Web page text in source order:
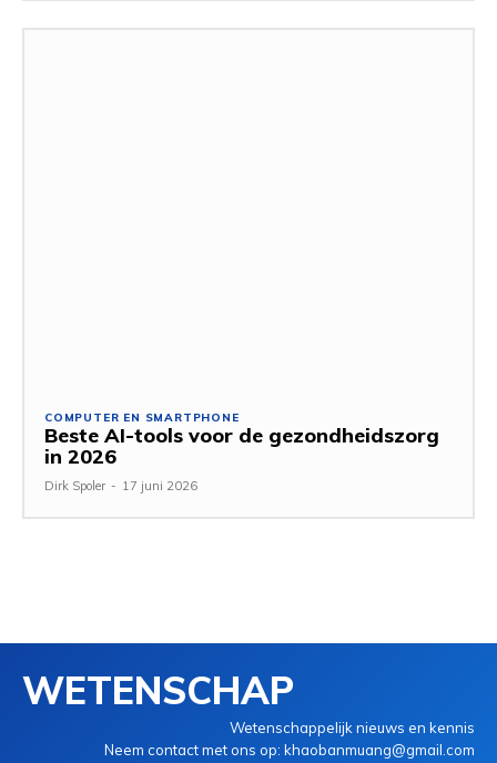
COMPUTER EN SMARTPHONE
Beste AI-tools voor de gezondheidszorg
in 2026
Dirk Spoler - 17 juni 2026
WETENSCHAP
Wetenschappelijk nieuws en kennis
Neem contact met ons op: khaobanmuang@gmail.com